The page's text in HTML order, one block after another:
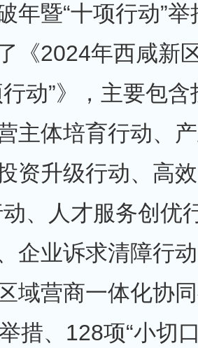
年暨“十项行动”
《2024年西咸新
行动”》，主要包
主体培育行动、
资升级行动、高
动、人才服务创优
企业诉求清障行
域营商一体化协
措、128项“小切